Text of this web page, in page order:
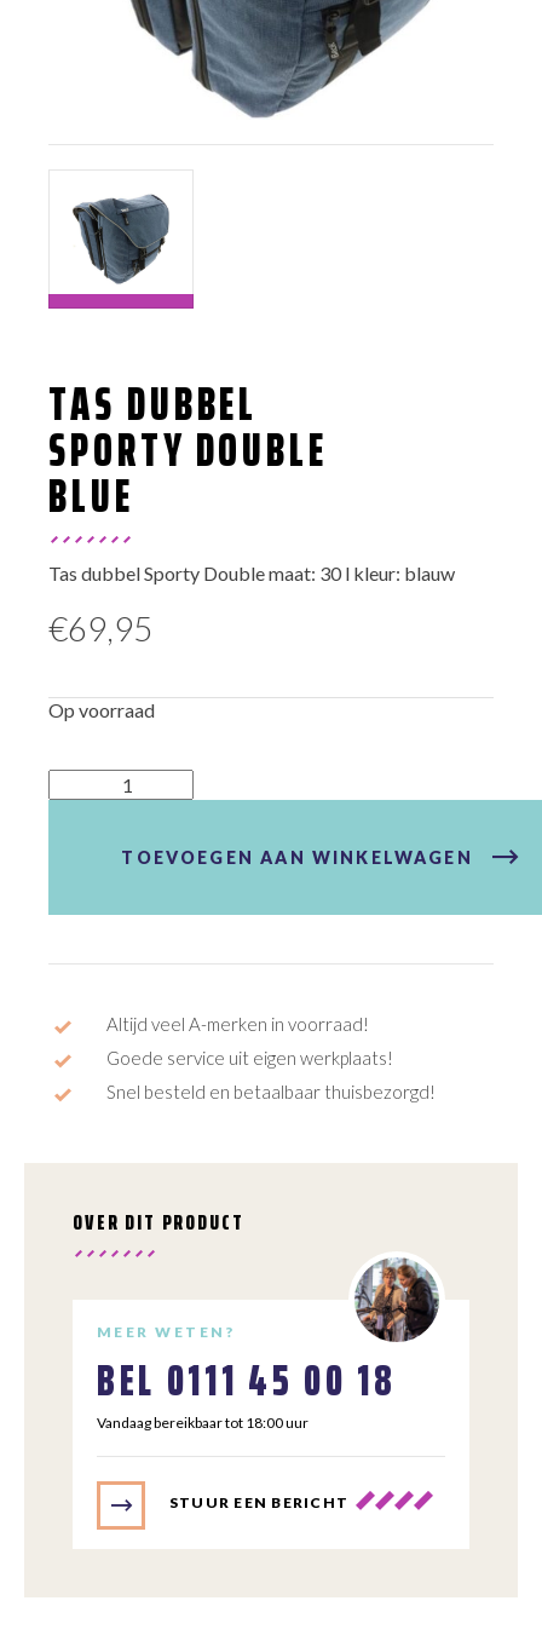
TAS DUBBEL
SPORTY DOUBLE
BLUE
Tas dubbel Sporty Double maat: 30 l kleur: blauw
€69,95
Op voorraad
dubbel
TOEVOEGEN AAN WINKELWAGEN
Altijd veel A-merken in voorraad!
Goede service uit eigen werkplaats!
Snel besteld en betaalbaar thuisbezorgd!
OVER DIT PRODUCT
MEER WETEN?
BEL 0111 45 00 18
Vandaag bereikbaar tot 18:00 uur
STUUR EEN BERICHT